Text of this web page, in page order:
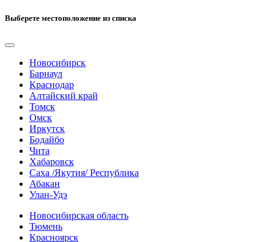
Выберете местоположение из списка
Новосибирск
Барнаул
Краснодар
Алтайский край
Томск
Омск
Иркутск
Бодайбо
Чита
Хабаровск
Саха /Якутия/ Республика
Абакан
Улан-Удэ
Новосибирская область
Тюмень
Красноярск